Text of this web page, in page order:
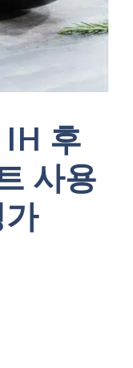
후
사용